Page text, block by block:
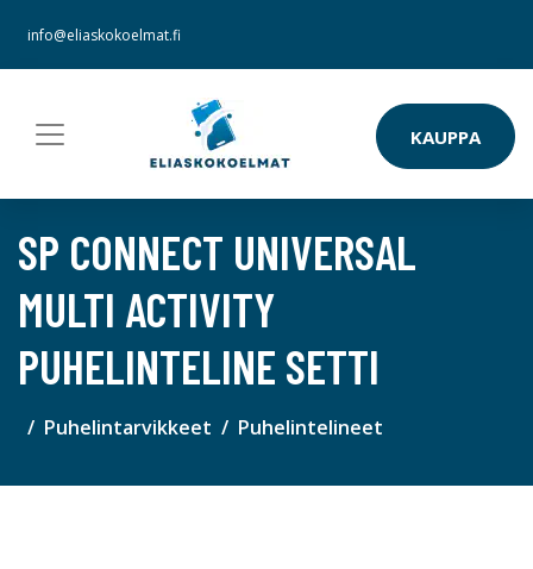
info@eliaskokoelmat.fi
KAUPPA
SP CONNECT UNIVERSAL
MULTI ACTIVITY
PUHELINTELINE SETTI
Puhelintarvikkeet Puhelintelineet